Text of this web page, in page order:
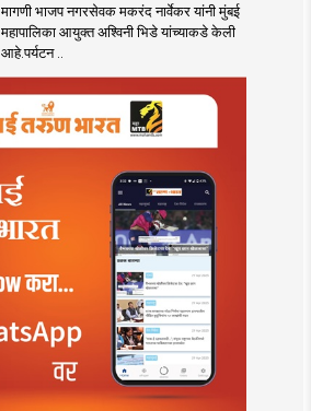
मागणी भाजप नगरसेवक मकरंद नार्वेकर यांनी मुंबई
महापालिका आयुक्त अश्विनी भिडे यांच्याकडे केली
आहे.पर्यटन ..